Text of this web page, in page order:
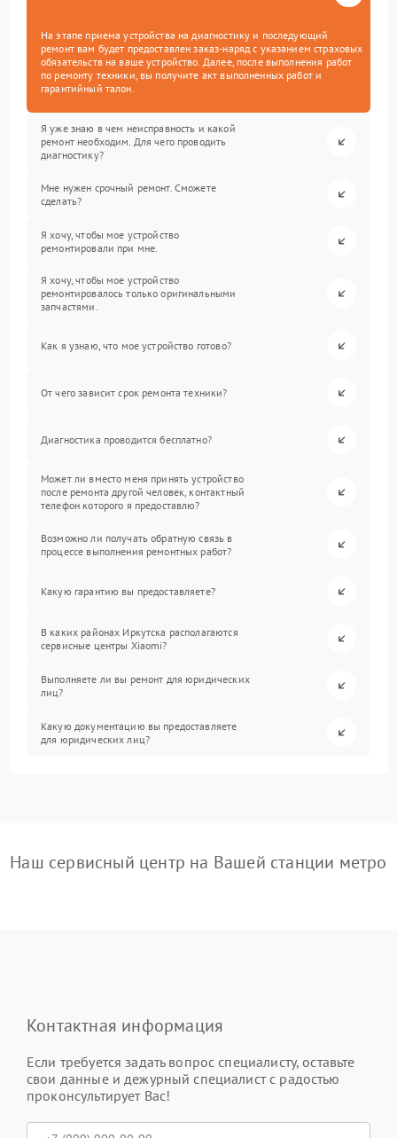
На этапе приема устройства на диагностику и последующий
ремонт вам будет предоставлен заказ-наряд с указанием страховых
обязательств на ваше устройство. Далее, после выполнения работ
по ремонту техники, вы получите акт выполненных работ и
гарантийный талон.
Я уже знаю в чем неисправность и какой
ремонт необходим. Для чего проводить
диагностику?
Мне нужен срочный ремонт. Сможете
сделать?
Я хочу, чтобы мое устройство
ремонтировали при мне.
Я хочу, чтобы мое устройство
ремонтировалось только оригинальными
запчастями.
Как я узнаю, что мое устройство готово?
От чего зависит срок ремонта техники?
Диагностика проводится бесплатно?
Может ли вместо меня принять устройство
после ремонта другой человек, контактный
телефон которого я предоставлю?
Возможно ли получать обратную связь в
процессе выполнения ремонтных работ?
Какую гарантию вы предоставляете?
В каких районах Иркутска располагаются
сервисные центры Xiaomi?
Выполняете ли вы ремонт для юридических
лиц?
Какую документацию вы предоставляете
для юридических лиц?
Наш сервисный центр на Вашей станции метро
Контактная информация
Если требуется задать вопрос специалисту, оставьте
свои данные и дежурный специалист с радостью
проконсультирует Вас!